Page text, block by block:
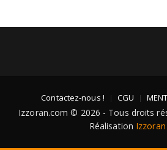
Contactez-nous ! CGU
Izzoran.com © 2026 - Tous droits
Réalisation